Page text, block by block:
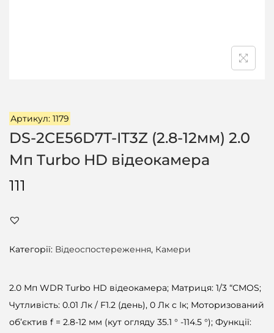
Артикул: 1179
DS-2CE56D7T-IT3Z (2.8-12мм) 2.0
Мп Turbo HD відеокамера
111
Категорії: Відеоспостереження, Камери
2.0 Мп WDR Turbo HD відеокамера; Матриця: 1/3 “CMOS;
Чутливість: 0.01 Лк / F1.2 (день), 0 Лк c Ік; Моторизований
об’єктив f = 2.8-12 мм (кут огляду 35.1 ° -114.5 °); Функції: